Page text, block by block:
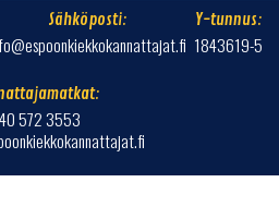
Sähköposti: Y-tunnus:
1843619-5
572 3553